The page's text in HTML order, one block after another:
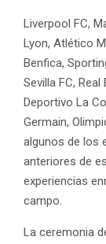
Liverpool FC,
Lyon, Atlético
Benfica,
Sevilla FC,
Deportivo La
Germain,
algunos de los
anteriores de
experiencias
campo.
La ceremonia